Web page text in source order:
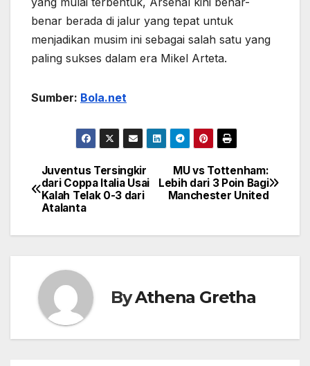
benar berada di jalur yang tepat untuk
menjadikan musim ini sebagai salah satu yang
paling sukses dalam era Mikel Arteta.
Sumber: Bola.net
Navigasi
pos
MU vs Tottenham:
Lebih dari 3 Poin Bagi
Manchester United
Juventus Tersingkir
dari Coppa Italia Usai
Kalah Telak 0-3 dari
Atalanta
ByAthena Gretha